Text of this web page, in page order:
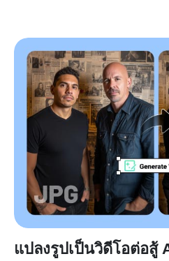
แปลงรูปเป็นวิดีโอต่อสู้